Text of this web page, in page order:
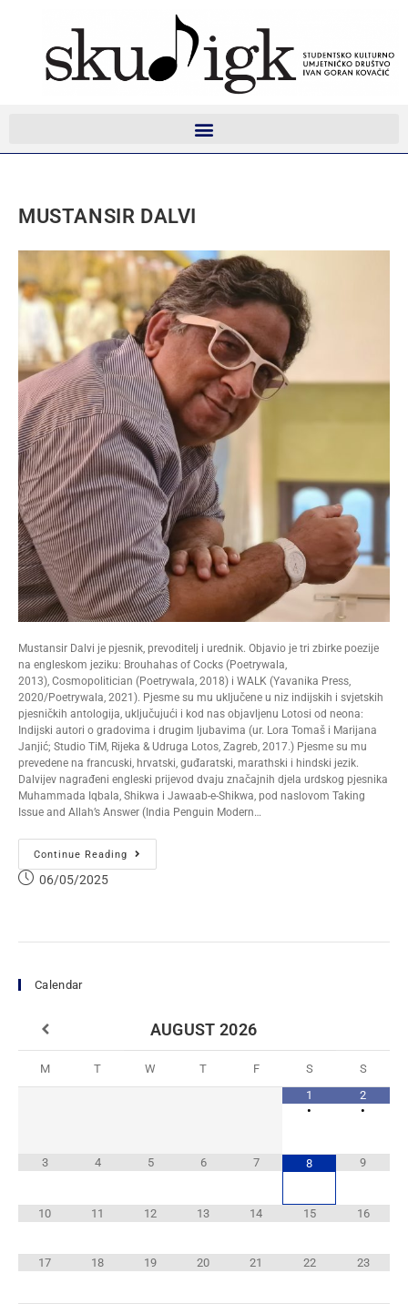
MUSTANSIR DALVI
Mustansir Dalvi je pjesnik, prevoditelj i urednik. Objavio je tri zbirke poezije
na engleskom jeziku: Brouhahas of Cocks (Poetrywala,
2013), Cosmopolitician (Poetrywala, 2018) i WALK (Yavanika Press,
2020/Poetrywala, 2021). Pjesme su mu uključene u niz indijskih i svjetskih
pjesničkih antologija, uključujući i kod nas objavljenu Lotosi od neona:
Indijski autori o gradovima i drugim ljubavima (ur. Lora Tomaš i Marijana
Janjić; Studio TiM, Rijeka & Udruga Lotos, Zagreb, 2017.) Pjesme su mu
prevedene na francuski, hrvatski, guđaratski, marathski i hindski jezik.
Dalvijev nagrađeni engleski prijevod dvaju značajnih djela urdskog pjesnika
Muhammada Iqbala, Shikwa i Jawaab-e-Shikwa, pod naslovom Taking
Issue and Allah’s Answer (India Penguin Modern…
Continue Reading
06/05/2025
Calendar
AUGUST 2026
M T W T F S
S
1
•
2
•
3 4 5 6 7 8 9
10 11 12 13 14 15 16
17 18 19 20 21 22 23